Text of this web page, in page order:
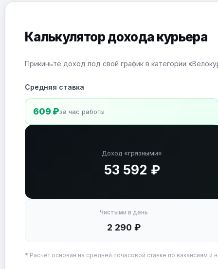
Калькулятор дохода курьера
Прикиньте доход под свой график в категории
Средняя ставка
609 ₽за час работы
Доход «грязными»
53 592 ₽
Чистыми в день
2 290 ₽
* Расчёт основан на средней почасовой ставке по вакансиям и